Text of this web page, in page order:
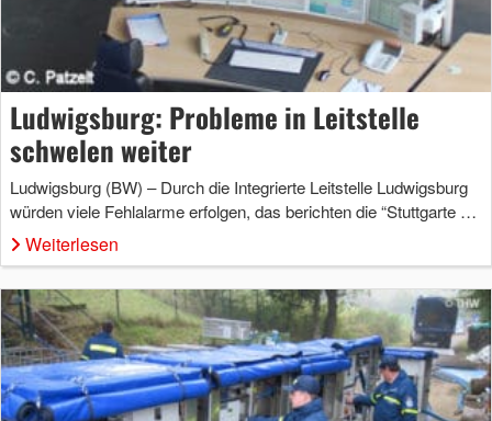
Ludwigsburg: Probleme in Leitstelle
schwelen weiter
Ludwigsburg (BW) – Durch die Integrierte Leitstelle Ludwigsburg
würden viele Fehlalarme erfolgen, das berichten die “Stuttgarte …
Weiterlesen